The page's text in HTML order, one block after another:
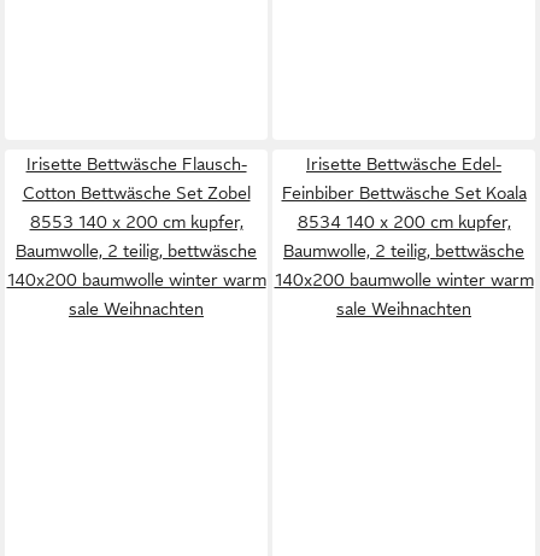
Irisette Bettwäsche Flausch-
Cotton Bettwäsche Set Zobel
8553 140 x 200 cm kupfer,
Baumwolle, 2 teilig, bettwäsche
140x200 baumwolle winter warm
sale Weihnachten
Irisette Bettwäsche Edel-
Feinbiber Bettwäsche Set Koala
8534 140 x 200 cm kupfer,
Baumwolle, 2 teilig, bettwäsche
140x200 baumwolle winter warm
sale Weihnachten